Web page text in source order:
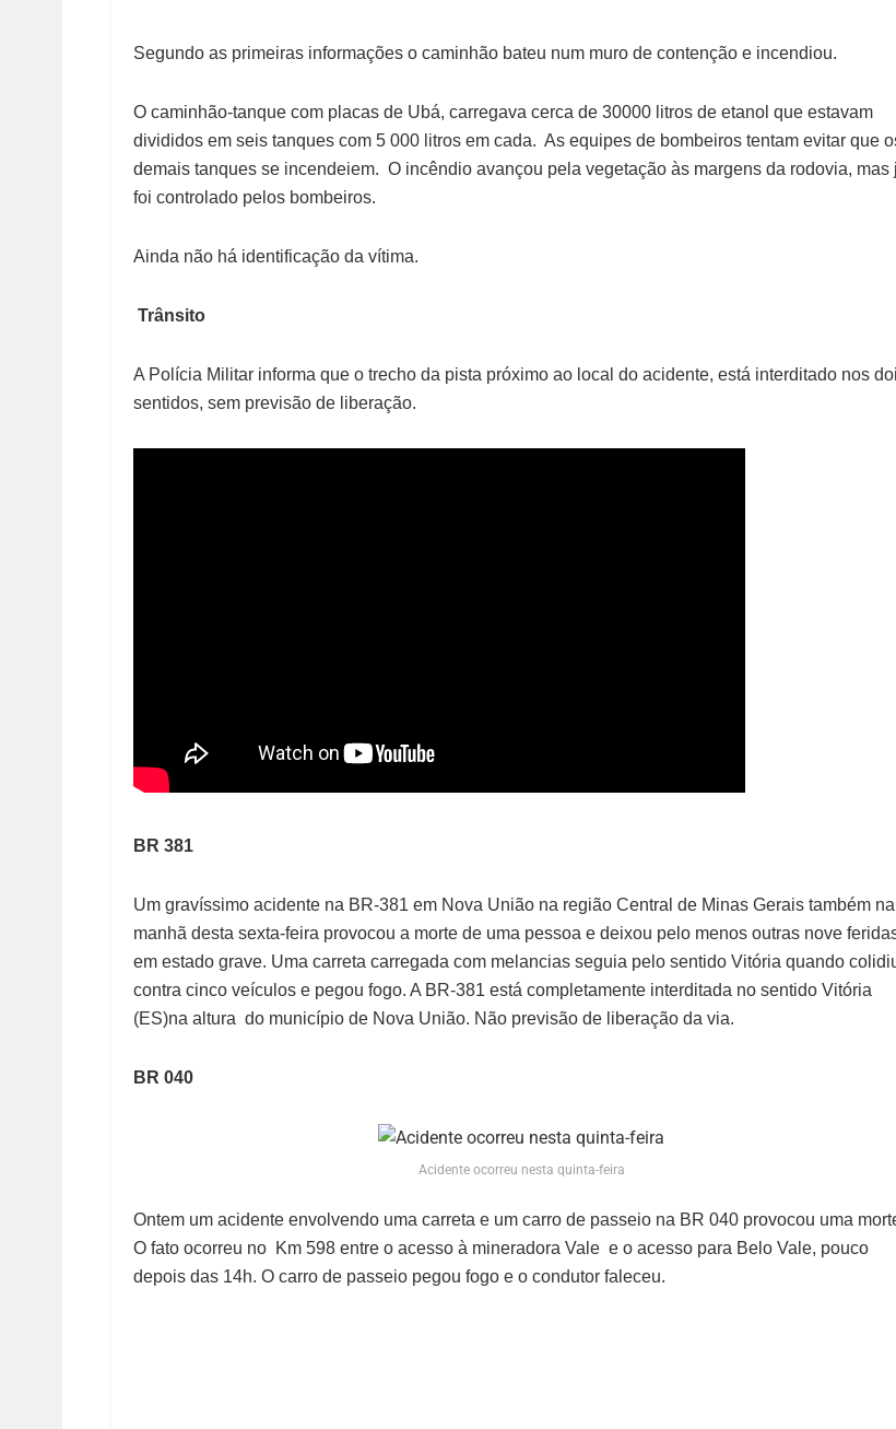
Segundo as primeiras informações o caminhão bateu num muro de contenção e incendiou.
O caminhão-tanque com placas de Ubá, carregava cerca de 30000 litros de etanol que estavam
divididos em seis tanques com 5 000 litros em cada. As equipes de bombeiros tentam evitar que
demais tanques se incendeiem. O incêndio avançou pela vegetação às margens da rodovia, mas
foi controlado pelos bombeiros.
Ainda não há identificação da vítima.
Trânsito
A Polícia Militar informa que o trecho da pista próximo ao local do acidente, está interditado nos
sentidos, sem previsão de liberação.
BR 381
Um gravíssimo acidente na BR-381 em Nova União na região Central de Minas Gerais também na
manhã desta sexta-feira provocou a morte de uma pessoa e deixou pelo menos outras nove
em estado grave. Uma carreta carregada com melancias seguia pelo sentido Vitória quando
contra cinco veículos e pegou fogo. A BR-381 está completamente interditada no sentido Vitória
(ES)na altura do município de Nova União. Não previsão de liberação da via.
BR 040
Acidente ocorreu nesta quinta-feira
Ontem um acidente envolvendo uma carreta e um carro de passeio na BR 040 provocou uma
O fato ocorreu no Km 598 entre o acesso à mineradora Vale e o acesso para Belo Vale, pouco
depois das 14h. O carro de passeio pegou fogo e o condutor faleceu.